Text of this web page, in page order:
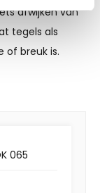
afwijken van
tegels als
of breuk is.
065